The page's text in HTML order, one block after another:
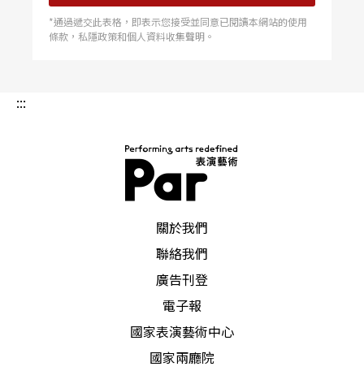
*通過遞交此表格，即表示您接受並同意已閱讀本網站的使用
條款，私隱政策和個人資料收集聲明。
:::
關於我們
聯絡我們
廣告刊登
電子報
國家表演藝術中心
國家兩廳院